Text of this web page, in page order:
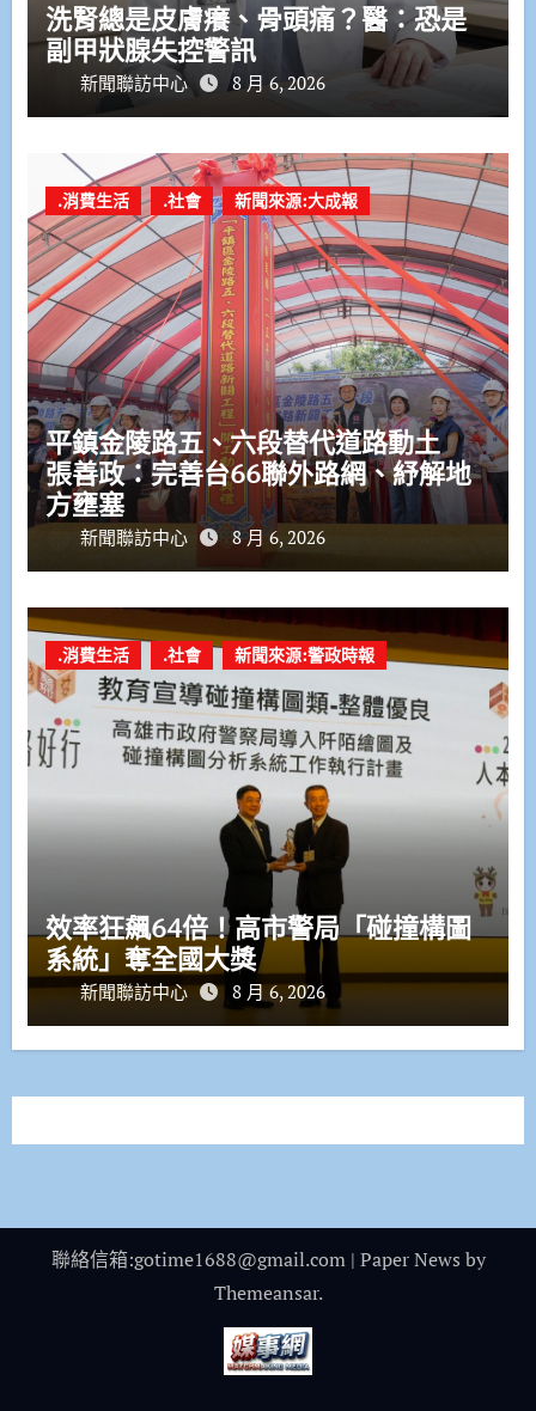
洗腎總是皮膚癢、骨頭痛？醫：恐是
副甲狀腺失控警訊
新聞聯訪中心 8 月 6, 2026
.消費生活 .社會 新聞來源:大成報
平鎮金陵路五、六段替代道路動土
張善政：完善台66聯外路網、紓解地
方壅塞
新聞聯訪中心 8 月 6, 2026
.消費生活 .社會 新聞來源:警政時報
效率狂飆64倍！高市警局「碰撞構圖
系統」奪全國大獎
新聞聯訪中心 8 月 6, 2026
聯絡信箱:gotime1688@gmail.com | Paper News by
Themeansar.